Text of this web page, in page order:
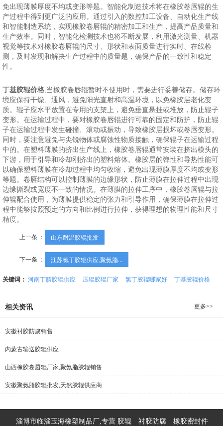
免出现薄膜厚度不均或变形等题。智能化制造技术将在橡胶卷唇辊的生
产过程中得到更广泛的应用。通过引入的数控加工设备、自动化生产线
和智能制造系统，实现橡胶卷唇辊的精密加工和生产，提高产品质量和
生产效率。同时，智能化检测技术也将不断发展，利用激光测量、机器
视觉等技术对橡胶卷唇辊的尺寸、形状和表面质量进行实时、在线检
测，及时发现和解决生产过程中的质量题，确保产品的一致性和稳定
性。
丁基胶辊价格,当橡胶卷唇辊暂时不使用时，需要进行妥善储存。储存环
境应保持干燥、通风，避免阳光直射和高温环境，以免橡胶层老化变
质。辊子应水平放置在专用的支架上，避免垂直悬挂或堆放，防止辊子
变形。在运输过程中，要对橡胶卷唇辊进行可靠的固定和防护，防止辊
子在运输过程中发生碰撞、滚动或振动，导致橡胶层损坏或卷唇变形。
同时，要注意避免与尖锐物体或腐蚀性物质接触，确保辊子在运输过程
中的。在塑料薄膜的挤出生产线上，橡胶卷唇辊通常安装在挤出模头的
下游，用于引导和冷却刚挤出的塑料熔体。橡胶层的弹性和导热性能可
以确保塑料薄膜在冷却过程中均匀收缩，避免出现薄膜厚度不均或变形
等题。卷唇结构可以控制薄膜的边缘形状，防止薄膜在拉伸过程中出现
边缘撕裂或宽度不一致的情况。在薄膜的拉伸工序中，橡胶卷唇辊与拉
伸辊配合使用，为薄膜提供稳定的张力和引导作用，确保薄膜在拉伸过
程中能够按照预定的方向和比例进行拉伸，获得理想的物理性能和尺寸
精度。
上一条 ： 山东耐温胶辊批发
下一条 ： 江苏氯丁胶辊供应,聚氨脂...
关键词： 河南丁腈胶辊供应 压辊胶辊厂家 氯丁胶辊哪家好 丁基胶辊价格
相关资讯 更多>>
安徽衬胶防腐销售
内蒙古输送胶辊供应
山西橡胶卷唇辊厂家,聚氨脂胶辊销售
安徽聚氨脂胶辊批发,天然胶辊供应商
淄博市临淄玉海橡塑制品厂,专营 胶辊 衬胶防腐 橡胶密封件